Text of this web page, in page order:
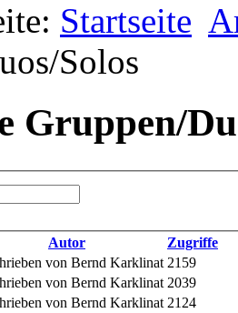
Startseite
Solos
Gruppen/
Autor
Zugriffe
von Bernd Karklinat 2159
von Bernd Karklinat 2039
von Bernd Karklinat 2124